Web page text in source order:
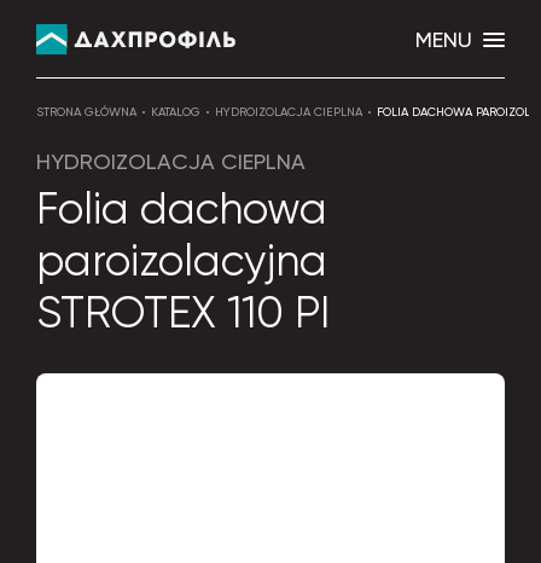
MENU
STRONA GŁÓWNA KATALOG HYDROIZOLACJA CIEPLNA FOLIA DACHOWA
HYDROIZOLACJA CIEPLNA
Folia dachowa
paroizolacyjna
STROTEX 110 PI